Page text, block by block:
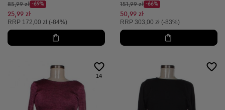
Cena początkowa:
85,99 zł
Discount Price:
-69%
Obniżona cena:
25,99 zł
Cena sugerowana:
RRP 172,00 zł (-84%)
Cena początkowa:
151,99 zł
Discount Price:
-66%
Obniżona cena:
50,99 zł
Cena sugerowana:
RRP 303,00 zł (-83%)
14